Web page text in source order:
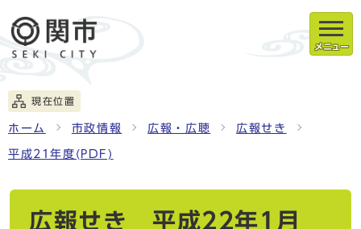
メニュー
現在位置
ホーム 市政情報 広報・広聴 広報せき
平成21年度(PDF)
広報せき 平成22年1月